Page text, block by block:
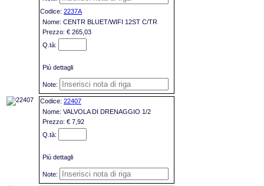
2237A
CENTR BLUET/WIFI 12ST C/TR
€ 265,03
Più dettagli
22407
VALVOLA DI DRENAGGIO 1/2
€ 7,92
Più dettagli